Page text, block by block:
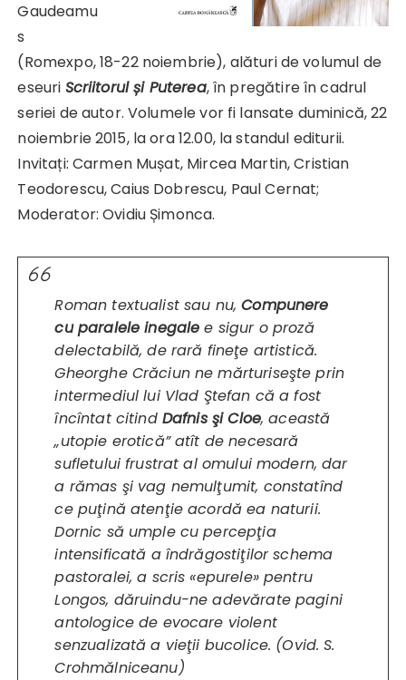
Gaudeamu
s
(Romexpo, 18-22 noiembrie), alături de volumul de
eseuri Scriitorul și Puterea, în pregătire în cadrul
seriei de autor. Volumele vor fi lansate duminică, 22
noiembrie 2015, la ora 12.00, la standul editurii.
Invitați: Carmen Mușat, Mircea Martin, Cristian
Teodorescu, Caius Dobrescu, Paul Cernat;
Moderator: Ovidiu Șimonca.
Roman textualist sau nu,Compunere
cu paralele inegale e sigur o proză
delectabilă, de rară fineţe artistică.
Gheorghe Crăciun ne mărturiseşte prin
intermediul lui Vlad Ştefan că a fost
încîntat citind Dafnis şi Cloe, această
„utopie erotică” atît de necesară
sufletului frustrat al omului modern, dar
a rămas şi vag nemulţumit, constatînd
ce puţină atenţie acordă ea naturii.
Dornic să umple cu percepţia
intensificată a îndrăgostiţilor schema
pastoralei, a scris «epurele» pentru
Longos, dăruindu-ne adevărate pagini
antologice de evocare violent
senzualizată a vieţii bucolice. (Ovid. S.
Crohmălniceanu)